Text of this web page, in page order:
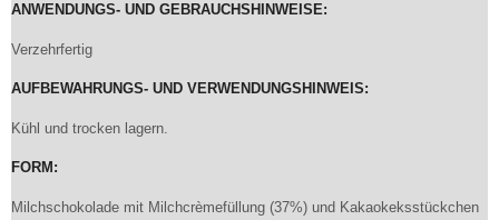
ANWENDUNGS- UND GEBRAUCHSHINWEISE:
Verzehrfertig
AUFBEWAHRUNGS- UND VERWENDUNGSHINWEIS:
Kühl und trocken lagern.
FORM:
Milchschokolade mit Milchcrèmefüllung (37%) und Kakaokeksstückchen